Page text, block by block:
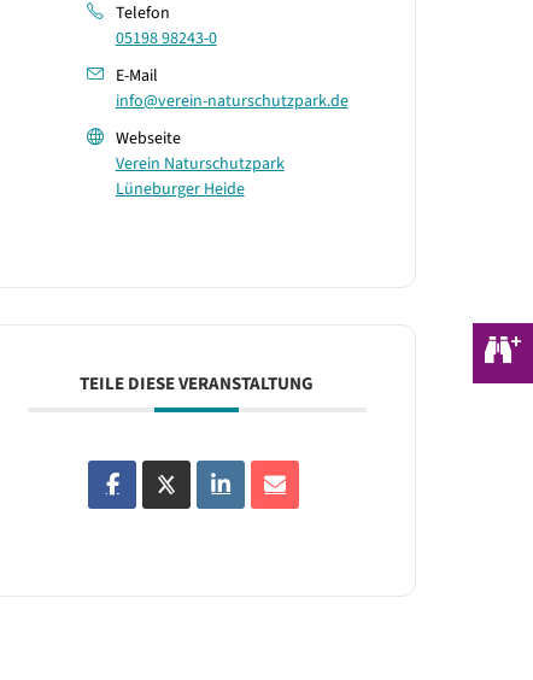
Telefon
05198 98243-0
E-Mail
info@verein-naturschutzpark.de
Webseite
Verein Naturschutzpark
Lüneburger Heide
TEILE DIESE VERANSTALTUNG